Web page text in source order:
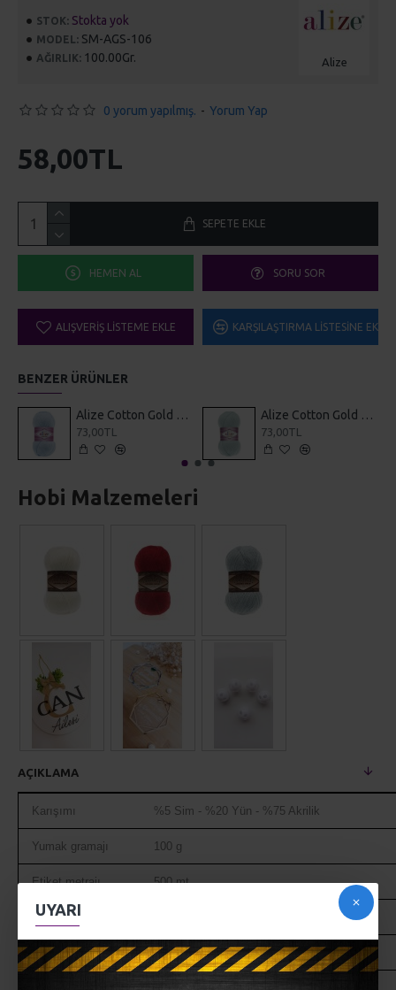
UYARI
STOK: Stokta yok
MODEL: SM-AGS-106
AĞIRLIK: 100.00Gr. Alize
0 yorum yapılmış. - Yorum Yap
58,00TL
SEPETE EKLE
HEMEN AL SORU SOR
ALIŞVERIŞ LISTEME EKLE KARŞILAŞTIRMA LISTESINE EKLE
BENZER ÜRÜNLER
Alize Cotton Gold 513
73,00TL
Alize Cotton Gold 522
73,00TL
Hobi Malzemeleri
AÇIKLAMA
Karışımı %5 Sim - %20 Yün - %75 Akrilik
Yumak gramajı 100 g
Etiket metrajı 500 mt
Şiş numaraları
Tığ numaraları 2 mm - 4 mm